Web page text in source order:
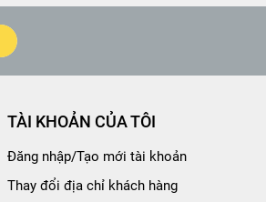
TÀI KHOẢN CỦA TÔI
Đăng nhập/Tạo mới tài khoản
Thay đổi địa chỉ khách hàng